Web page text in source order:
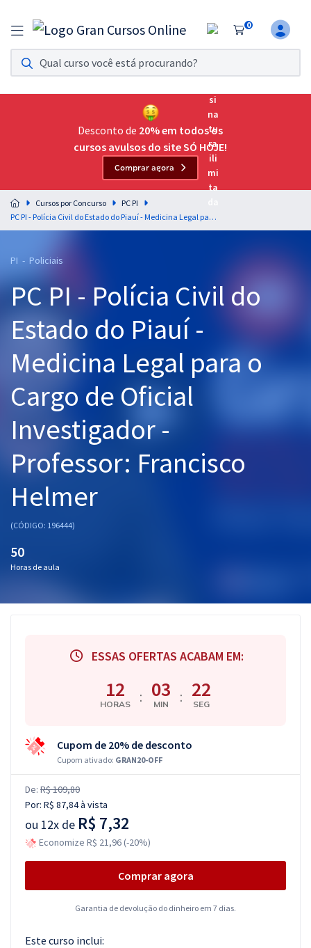
0
Assinatura Ilimitada 11
Acesso a todos os cursos. Teste grátis por 7 dias!
Assinatura OAB Até Passar
Acesso ilimitado a toda preparação para o Exame da
Residências Multiprofissionais
Preparação completa e intensiva para as principais
residências em saúde do Brasil
Cursos 20% OFF
Pós
Graduação
OAB
Questões grátis
Desconto de 20% em todos os
cursos avulsos do site SÓ HOJE!
Comprar agora
Cursos por Concurso
PC PI
PC PI - Polícia Civil do Estado do Piauí - Medicina Legal para o Cargo de Oficial Investigador - Professor: Francisco Helmer
PI - Policiais
PC PI - Polícia Civil do
Estado do Piauí -
Medicina Legal para o
Cargo de Oficial
Investigador -
Professor: Francisco
Helmer
(CÓDIGO: 196444)
50
Horas de aula
ESSAS OFERTAS ACABAM EM:
12
HORAS : 03
MIN : 22
SEG
Cupom de 20% de desconto
Cupom ativado: GRAN20-OFF
De: R$ 109,80
Por: R$ 87,84à vista
ou 12x de R$ 7,32
Economize R$ 21,96 (-20%)
Comprar agora
Garantia de devolução do dinheiro em 7 dias.
Este curso inclui: